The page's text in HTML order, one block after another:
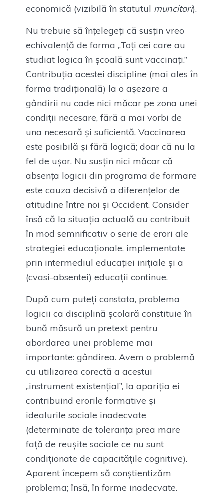
economică (vizibilă în statutul muncitori).
Nu trebuie să înțelegeți că susțin vreo
echivalență de forma „Toți cei care au
studiat logica în școală sunt vaccinați.”
Contribuția acestei discipline (mai ales în
forma tradițională) la o așezare a
gândirii nu cade nici măcar pe zona unei
condiții necesare, fără a mai vorbi de
una necesară și suficientă. Vaccinarea
este posibilă și fără logică; doar că nu la
fel de ușor. Nu susțin nici măcar că
absența logicii din programa de formare
este cauza decisivă a diferențelor de
atitudine între noi și Occident. Consider
însă că la situația actuală au contribuit
în mod semnificativ o serie de erori ale
strategiei educaționale, implementate
prin intermediul educației inițiale și a
(cvasi-absentei) educații continue.
După cum puteți constata, problema
logicii ca disciplină școlară constituie în
bună măsură un pretext pentru
abordarea unei probleme mai
importante: gândirea. Avem o problemă
cu utilizarea corectă a acestui
„instrument existențial”, la apariția ei
contribuind erorile formative și
idealurile sociale inadecvate
(determinate de toleranța prea mare
față de reușite sociale ce nu sunt
condiționate de capacitățile cognitive).
Aparent începem să conștientizăm
problema; însă, în forme inadecvate.